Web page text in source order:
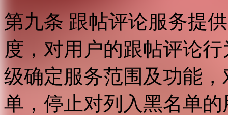
第九条 跟帖评论服务提
度，对用户的跟帖评论
级确定服务范围及功能
单，停止对列入黑名单